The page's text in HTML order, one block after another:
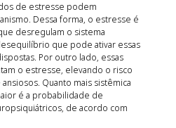
de estresse podem
Dessa forma, o estresse é
desregulam o sistema
que pode ativar essas
Por outro lado, essas
o estresse, elevando o risco
Quanto mais sistêmica
é a probabilidade de
de acordo com